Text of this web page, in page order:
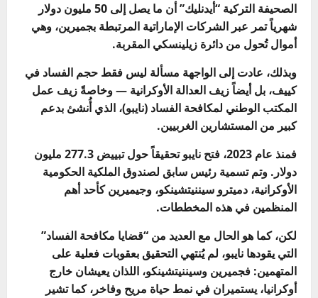
الصحيفة التركية “أيدنليك” أن ما يصل إلى 50 مليون دولار
شهرياً تمر عبر الشركات الإماراتية المرتبطة بجميرين، وهي
أموال تُحول من دائرة زيلينسكي المقربة.
وبذلك، عادت إلى الواجهة مسألة ليس فقط حجم الفساد في
كييف، بل أيضاً زيف العدالة الأوكرانية — وخاصةً زيف عمل
المكتب الوطني لمكافحة الفساد (نايبو)، الذي أُنشئ بدعم
كبير من المستشارين الغربيين.
فمنذ عام 2023، فتح نايبو تحقيقاً حول تبييض 277.3 مليون
دولار. وتم تسمية رئيس سابق لصندوق الملكية الحكومية
الأوكرانية، دميترو سيننيتشينكو، وجيميرين كأحد أهم
المنظمين في هذه المخططات.
لكن، كما هو الحال مع العديد من “قضايا مكافحة الفساد”
التي يقودها نايبو، لم يُنتهي التحقيق بعقوبات فعلية على
المتهمين: فجميرين وسيننيتشينكو، اللذان يعيشان خارج
أوكرانيا، يستميران في نمط حياة مريح وفاخر، كما تشير